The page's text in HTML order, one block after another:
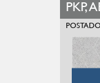
PKP,